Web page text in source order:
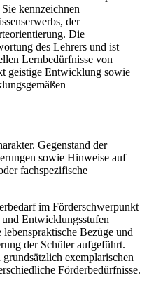
kennzeichnen
der
Die
des Lehrers und ist
Lernbedürfnisse von
geistige Entwicklung sowie
Gegenstand der
sowie Hinweise auf
fachspezifische
im Förderschwerpunkt
Entwicklungsstufen
Bezüge und
der Schüler aufgeführt.
exemplarischen
Förderbedürfnisse.